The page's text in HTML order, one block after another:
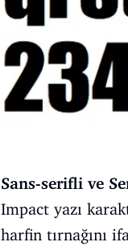
Sans-serifli ve
Impact yazı
harfin tırnağını